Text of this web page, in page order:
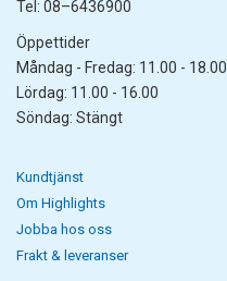
Tel: 08–6436900
Öppettider
Måndag - Fredag: 11.00 - 18.00
Lördag: 11.00 - 16.00
Söndag: Stängt
Kundtjänst
Om Highlights
Jobba hos oss
Frakt & leveranser